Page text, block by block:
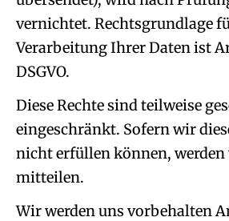
vernichtet. Rechtsgrundlage
Verarbeitung Ihrer Daten ist
DSGVO.
Diese Rechte sind teilweise
eingeschränkt. Sofern wir
nicht erfüllen können,
mitteilen.
Wir werden uns vorbehalten